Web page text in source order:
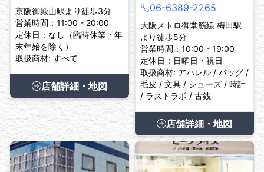
京阪御殿山駅より徒歩3分
営業時間：11:00 - 20:00
定休日：なし（臨時休業・年
末年始を除く）
取扱商材: すべて
店舗詳細・地図
06-6389-2265
大阪メトロ御堂筋線 梅田駅
より徒歩5分
営業時間：10:00 - 19:00
定休日：日曜日・祝日
取扱商材: アパレル / バッグ /
毛皮 / 文具 / シューズ / 時計
/ ラストラボ / 古銭
店舗詳細・地図